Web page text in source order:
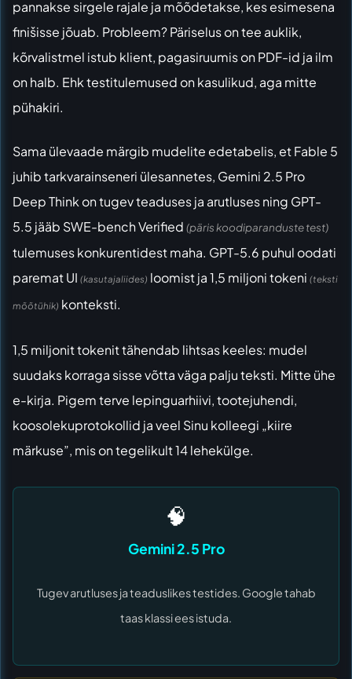
pannakse sirgele rajale ja mõõdetakse, kes esimesena
finišisse jõuab. Probleem? Päriselus on tee auklik,
kõrvalistmel istub klient, pagasiruumis on PDF-id ja ilm
on halb. Ehk testitulemused on kasulikud, aga mitte
pühakiri.
Sama ülevaade märgib mudelite edetabelis, et Fable 5
juhib tarkvarainseneri ülesannetes, Gemini 2.5 Pro
Deep Think on tugev teaduses ja arutluses ning GPT-
5.5 jääb SWE-bench Verified (päris koodiparanduste test)
tulemuses konkurentidest maha. GPT-5.6 puhul oodati
paremat UI (kasutajaliides) loomist ja 1,5 miljoni tokeni (teksti
mõõtühik) konteksti.
1,5 miljonit tokenit tähendab lihtsas keeles: mudel
suudaks korraga sisse võtta väga palju teksti. Mitte ühe
e-kirja. Pigem terve lepinguarhiivi, tootejuhendi,
koosolekuprotokollid ja veel Sinu kolleegi „kiire
märkuse”, mis on tegelikult 14 lehekülge.
🧠
Gemini 2.5 Pro
Tugev arutluses ja teaduslikes testides. Google tahab
taas klassi ees istuda.